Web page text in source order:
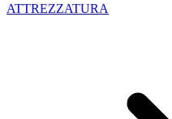
ATTREZZATURA